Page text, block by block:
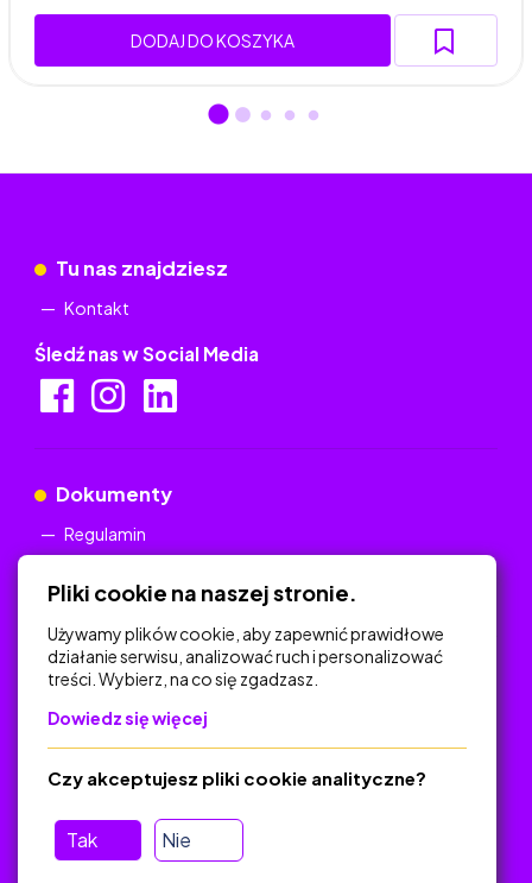
DODAJ DO KOSZYKA
Tu nas znajdziesz
Kontakt
Śledź nas w Social Media
Dokumenty
Regulamin
Na skróty
Polityka Prywatności
O platformie
Baza materiałów dydaktycznych
Jak zostać autorem
Pliki cookie na naszej stronie.
Używamy plików cookie, aby zapewnić prawidłowe
działanie serwisu, analizować ruch i personalizować
treści. Wybierz, na co się zgadzasz.
Dowiedz się więcej
Tak Nie
Czy akceptujesz pliki cookie analityczne?